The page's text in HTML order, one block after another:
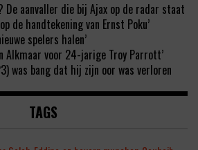
De aanvaller die bij Ajax op de radar staat
de handtekening van Ernst Poku’
spelers halen’
Alkmaar voor 24-jarige Troy Parrott’
was bang dat hij zijn oor was verloren
TAGS